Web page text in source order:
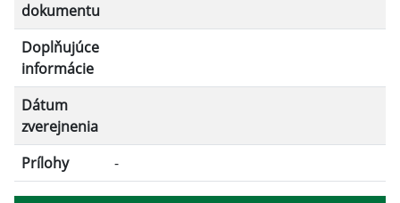
dokumentu
Doplňujúce
informácie
Dátum
zverejnenia
Prílohy
-